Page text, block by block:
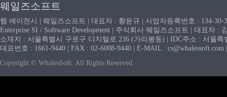
웨일즈소프트
웹 에이전시 | 웨일즈소프트 | 대표자 : 황윤규 | 사업자등록번호 : 134-
Enterprise SI / Software Development | 주식회사 웨일즈소프트 | 대표자 :
소재지 : 서울특별시 구로구 디지털로 236 (가리봉동) | IDC주소 : 서울
대표번호 : 1661-9440 | FAX : 02-6008-9440 | E-MAIL :
Copyright © WhalesSoft. All Rights Reserved.